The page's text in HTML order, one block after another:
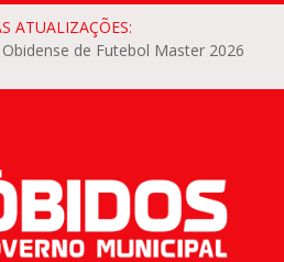
ATUALIZAÇÕES:
de Futebol Master 2026